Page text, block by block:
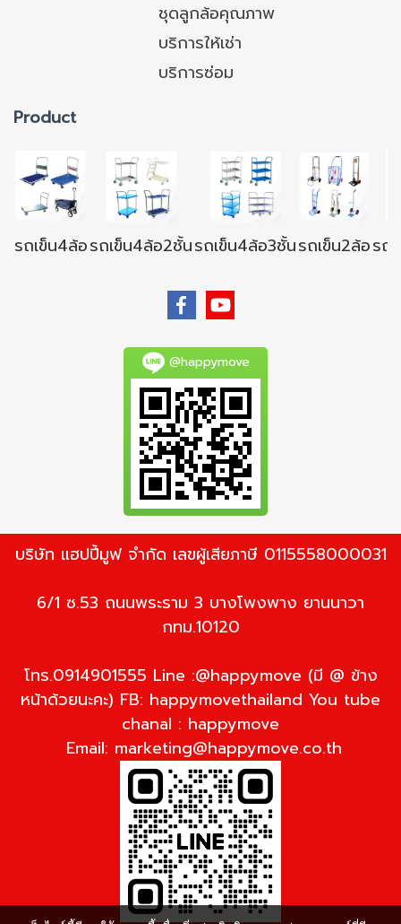
ชุดลูกล้อคุณภาพ
บริการให้เช่า
บริการซ่อม
Product
รถเข็น4ล้อรถเข็น4ล้อ2ชั้นรถเข็น4ล้อ3ชั้นรถเข็น2ล้อรถ
@happymove
บริษัท แฮปปี้มูฟ จำกัด เลขผู้เสียภาษี 0115558000031
6/1 ซ.53 ถนนพระราม 3 บางโพงพาง ยานนาวา
กทม.10120
โทร.0914901555 Line :@happymove (มี @ ข้าง
หน้าด้วยนะคะ) FB: happymovethailand You tube
chanal : happymove
Email: marketing@happymove.co.th